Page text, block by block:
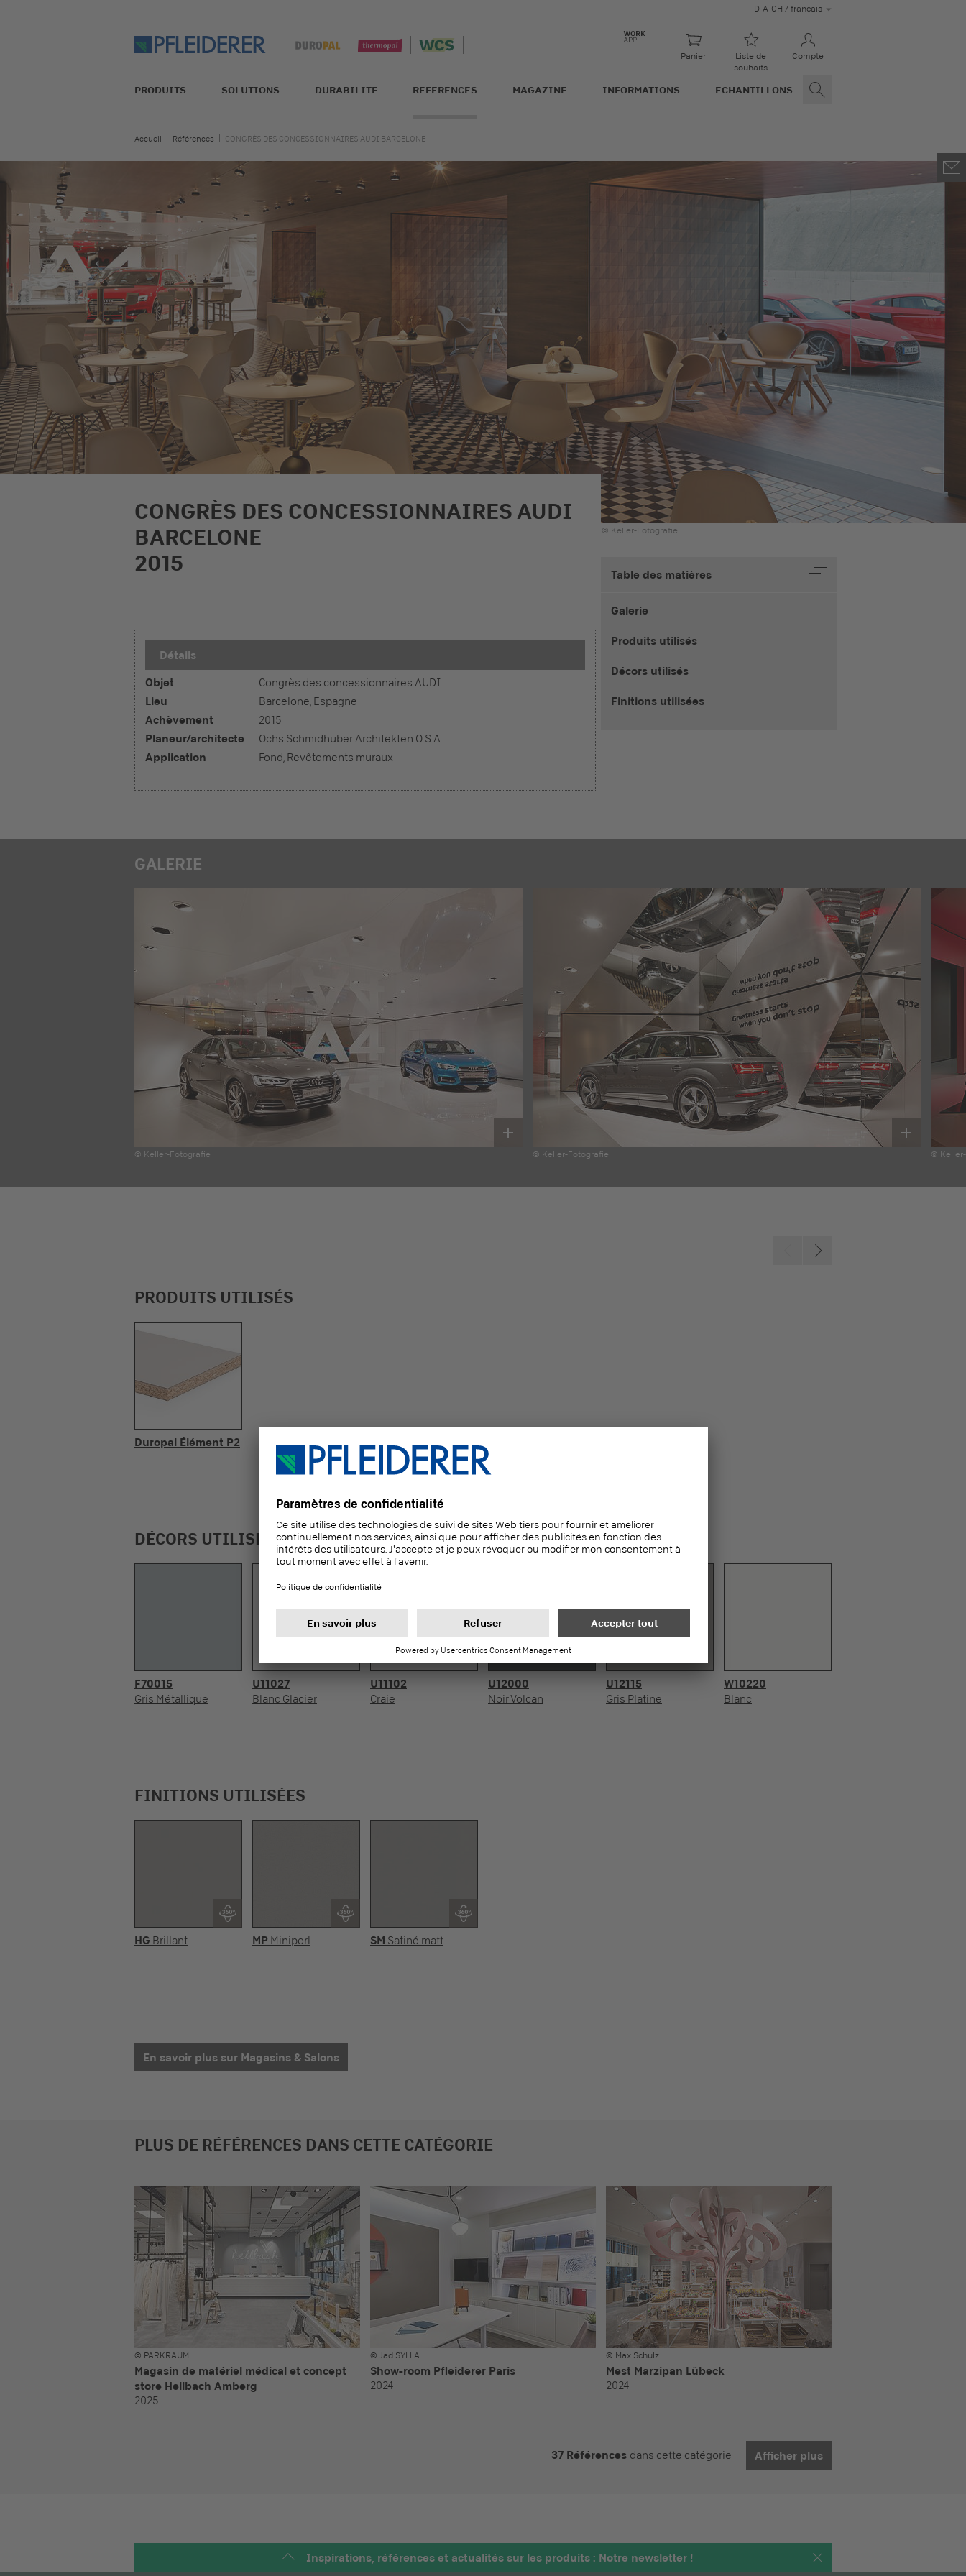
D-A-CH / francais
Panier
Liste de
souhaits
Compte
PRODUITS SOLUTIONS DURABILITÉ RÉFÉRENCES MAGAZINE INFORMATIONS ECHANTILLONS
Accueil Références CONGRÈS DES CONCESSIONNAIRES AUDI BARCELONE
© Keller-Fotografie
CONGRÈS DES CONCESSIONNAIRES AUDI
BARCELONE
2015
Table des matières
Galerie
Produits utilisés
Décors utilisés
Finitions utilisées
Détails
Objet Congrès des concessionnaires AUDI
Lieu Barcelone, Espagne
Achèvement 2015
Planeur/architecte Ochs Schmidhuber Architekten O.S.A.
Application Fond, Revêtements muraux
GALERIE
© Keller-Fotografie © Keller-Fotografie ©
PRODUITS UTILISÉS
Duropal Élément P2
DÉCORS UTILISÉS
F70015
Gris Métallique
U11027
Blanc Glacier
U11102
Craie
U12000
Noir Volcan
U12115
Gris Platine
W10220
Blanc
FINITIONS UTILISÉES
HG Brillant MP Miniperl SM Satiné matt
En savoir plus sur Magasins & Salons
PLUS DE RÉFÉRENCES DANS CETTE CATÉGORIE
© PARKRAUM
Magasin de matériel médical et concept
store Hellbach Amberg
2025
© Jad SYLLA
Show-room Pfleiderer Paris
2024
© Max Schulz
Mest Marzipan Lübeck
2024
37 Références dans cette catégorie Afficher plus
Inspirations, références et actualités sur les produits : Notre newsletter !